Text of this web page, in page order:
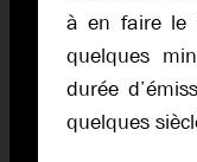
à en faire le
quelques
durée
quelques